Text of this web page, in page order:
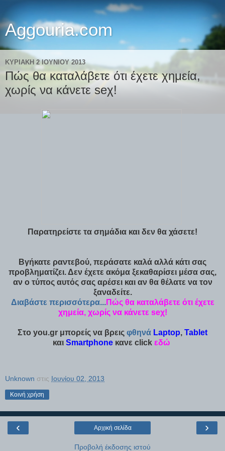
Aggouria.com
ΚΥΡΙΑΚΉ 2 ΙΟΥΝΊΟΥ 2013
Πώς θα καταλάβετε ότι έχετε χημεία,
χωρίς να κάνετε seχ!
Παρατηρείστε τα σημάδια και δεν θα χάσετε!
Βγήκατε ραντεβού, περάσατε καλά αλλά κάτι σας
προβληματίζει. Δεν έχετε ακόμα ξεκαθαρίσει μέσα σας,
αν ο τύπος αυτός σας αρέσει και αν θα θέλατε να τον
ξαναδείτε.
Διαβάστε περισσότερα...Πώς θα καταλάβετε ότι έχετε
χημεία, χωρίς να κάνετε seχ!
Στο you.gr μπορείς να βρεις φθηνά Laptop, Tablet
και Smartphone κανε click εδώ
Unknown στις Ιουνίου 02, 2013
Κοινή χρήση
‹ ›
Αρχική σελίδα
Προβολή έκδοσης ιστού